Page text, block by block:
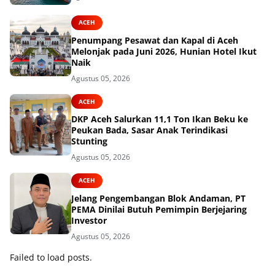
ACEH
Penumpang Pesawat dan Kapal di Aceh
Melonjak pada Juni 2026, Hunian Hotel Ikut
Naik
Agustus 05, 2026
ACEH
DKP Aceh Salurkan 11,1 Ton Ikan Beku ke
Peukan Bada, Sasar Anak Terindikasi
Stunting
Agustus 05, 2026
ACEH
Jelang Pengembangan Blok Andaman, PT
PEMA Dinilai Butuh Pemimpin Berjejaring
Investor
Agustus 05, 2026
Failed to load posts.